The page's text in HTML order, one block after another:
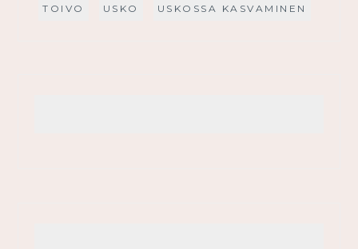
TOIVO USKO USKOSSA KASVAMINEN